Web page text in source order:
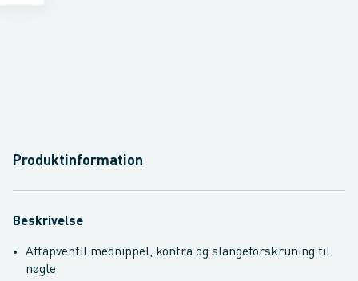
Produktinformation
Beskrivelse
Aftapventil mednippel, kontra og slangeforskruning til
nøgle